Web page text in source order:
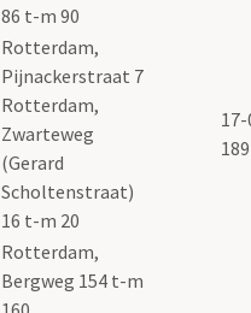
86 t-m 90
Rotterdam,
Pijnackerstraat 7
Rotterdam,
Zwarteweg
(Gerard
Scholtenstraat)
16 t-m 20
Rotterdam,
Bergweg 154 t-m